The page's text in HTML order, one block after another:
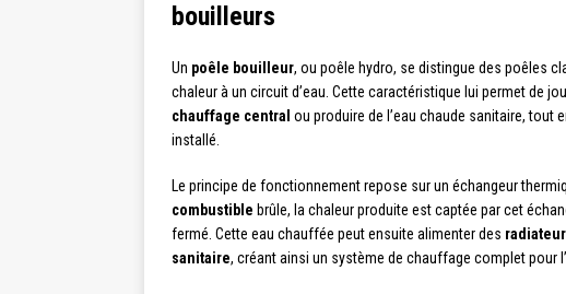
bouilleurs
Un poêle bouilleur, ou poêle hydro, se distingue des poêles
chaleur à un circuit d’eau. Cette caractéristique lui permet de
chauffage central ou produire de l’eau chaude sanitaire,
installé.
Le principe de fonctionnement repose sur un échangeur
combustible brûle, la chaleur produite est captée par cet
fermé. Cette eau chauffée peut ensuite alimenter des
sanitaire, créant ainsi un système de chauffage complet pour